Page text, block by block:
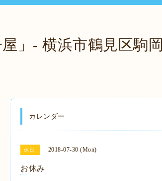
」- 横浜市鶴見区駒岡
カレンダー
休日 2018-07-30 (Mon)
お休み